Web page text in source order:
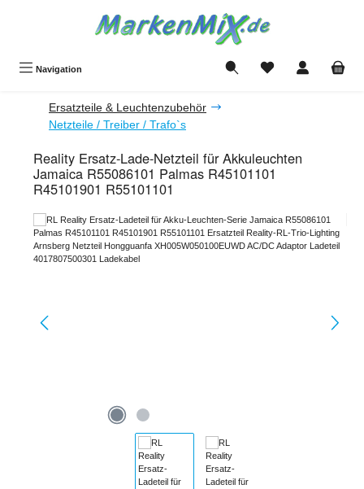
Navigation Du hast 0 Produkte
Ersatzteile & Leuchtenzubehör
Netzteile / Treiber / Trafo`s
Reality Ersatz-Lade-Netzteil für Akkuleuchten
Jamaica R55086101 Palmas R45101101
R45101901 R55101101
Bildergalerie überspringen